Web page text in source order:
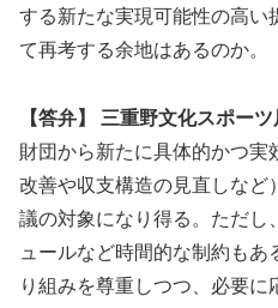
する新たな実現可能性の高い
て再考する余地はあるのか。
【答弁】 三重野文化スポー
財団から新たに具体的かつ実
改善や収支構造の見直しなど
議の対象になり得る。ただし
ュールなど時間的な制約も
り組みを尊重しつつ、必要